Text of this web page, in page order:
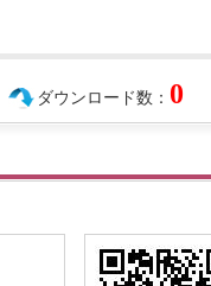
ダウンロード数： 0